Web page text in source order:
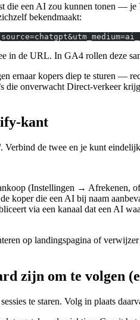
die een AI zou kunnen tonen — je
bekendmaakt:
in de URL. In GA4 rollen deze
ernaar kopers diep te sturen —
die onverwacht Direct-verkeer
kant
. Verbind de twee en je kunt
(Instellingen → Afrekenen,
die een AI bij naam
via een kanaal dat een AI
op landingspagina of verwijzer
zijn om te volgen
te staren. Volg in plaats